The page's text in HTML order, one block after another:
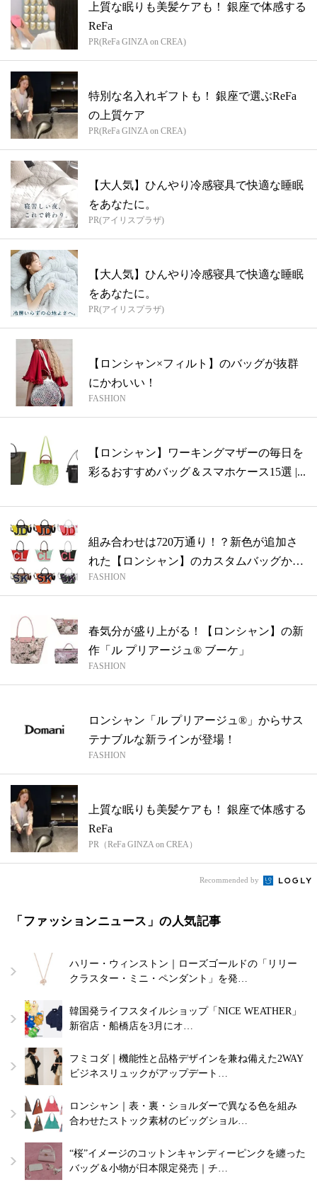
上質な眠りも美髪ケアも！ 銀座で体感する
ReFa
PR(ReFa GINZA on CREA)
特別な名入れギフトも！ 銀座で選ぶReFa
の上質ケア
PR(ReFa GINZA on CREA)
【大人気】ひんやり冷感寝具で快適な睡眠
をあなたに。
PR(アイリスプラザ)
【大人気】ひんやり冷感寝具で快適な睡眠
をあなたに。
PR(アイリスプラザ)
【ロンシャン×フィルト】のバッグが抜群
にかわいい！
FASHION
【ロンシャン】ワーキングマザーの毎日を
彩るおすすめバッグ＆スマホケース15選 |...
組み合わせは720万通り！？新色が追加さ
れた【ロンシャン】のカスタムバッグから
目...
FASHION
春気分が盛り上がる！【ロンシャン】の新
作「ル プリアージュ® ブーケ」
FASHION
ロンシャン「ル プリアージュ®」からサス
テナブルな新ラインが登場！
FASHION
上質な眠りも美髪ケアも！ 銀座で体感する
ReFa
PR（ReFa GINZA on CREA）
Recommended by
「ファッションニュース」の人気記事
ハリー・ウィンストン｜ローズゴールドの「リリー
クラスター・ミニ・ペンダント」を発…
韓国発ライフスタイルショップ「NICE WEATHER」
新宿店・船橋店を3月にオ…
フミコダ｜機能性と品格デザインを兼ね備えた2WAY
ビジネスリュックがアップデート…
ロンシャン｜表・裏・ショルダーで異なる色を組み
合わせたストック素材のビッグショル…
“桜”イメージのコットンキャンディーピンクを纏った
バッグ＆小物が日本限定発売｜チ…